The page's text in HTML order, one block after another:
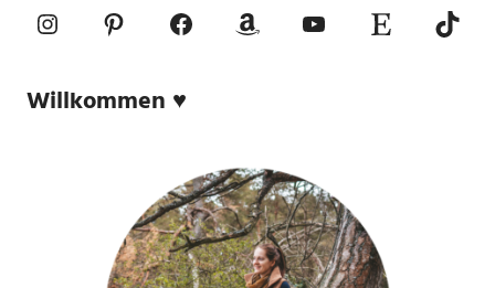
InstagramPinterestFacebookAmazonYouTube
Etsy-Shop
Willkommen ♥